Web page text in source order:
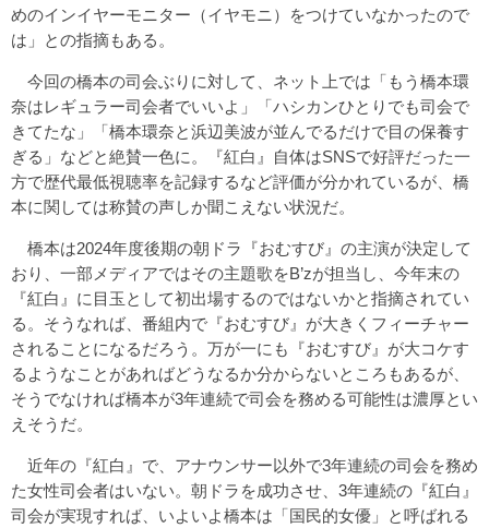
めのインイヤーモニター（イヤモニ）をつけていなかったので
は」との指摘もある。
今回の橋本の司会ぶりに対して、ネット上では「もう橋本環
奈はレギュラー司会者でいいよ」「ハシカンひとりでも司会で
きてたな」「橋本環奈と浜辺美波が並んでるだけで目の保養す
ぎる」などと絶賛一色に。『紅白』自体はSNSで好評だった一
方で歴代最低視聴率を記録するなど評価が分かれているが、橋
本に関しては称賛の声しか聞こえない状況だ。
橋本は2024年度後期の朝ドラ『おむすび』の主演が決定して
おり、一部メディアではその主題歌をB’zが担当し、今年末の
『紅白』に目玉として初出場するのではないかと指摘されてい
る。そうなれば、番組内で『おむすび』が大きくフィーチャー
されることになるだろう。万が一にも『おむすび』が大コケす
るようなことがあればどうなるか分からないところもあるが、
そうでなければ橋本が3年連続で司会を務める可能性は濃厚とい
えそうだ。
近年の『紅白』で、アナウンサー以外で3年連続の司会を務め
た女性司会者はいない。朝ドラを成功させ、3年連続の『紅白』
司会が実現すれば、いよいよ橋本は「国民的女優」と呼ばれる